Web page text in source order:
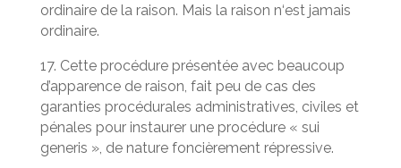
ordinaire de la raison. Mais la raison n‘est jamais
ordinaire.
17. Cette procédure présentée avec beaucoup
d’apparence de raison, fait peu de cas des
garanties procédurales administratives, civiles et
pénales pour instaurer une procédure « sui
generis », de nature foncièrement répressive.